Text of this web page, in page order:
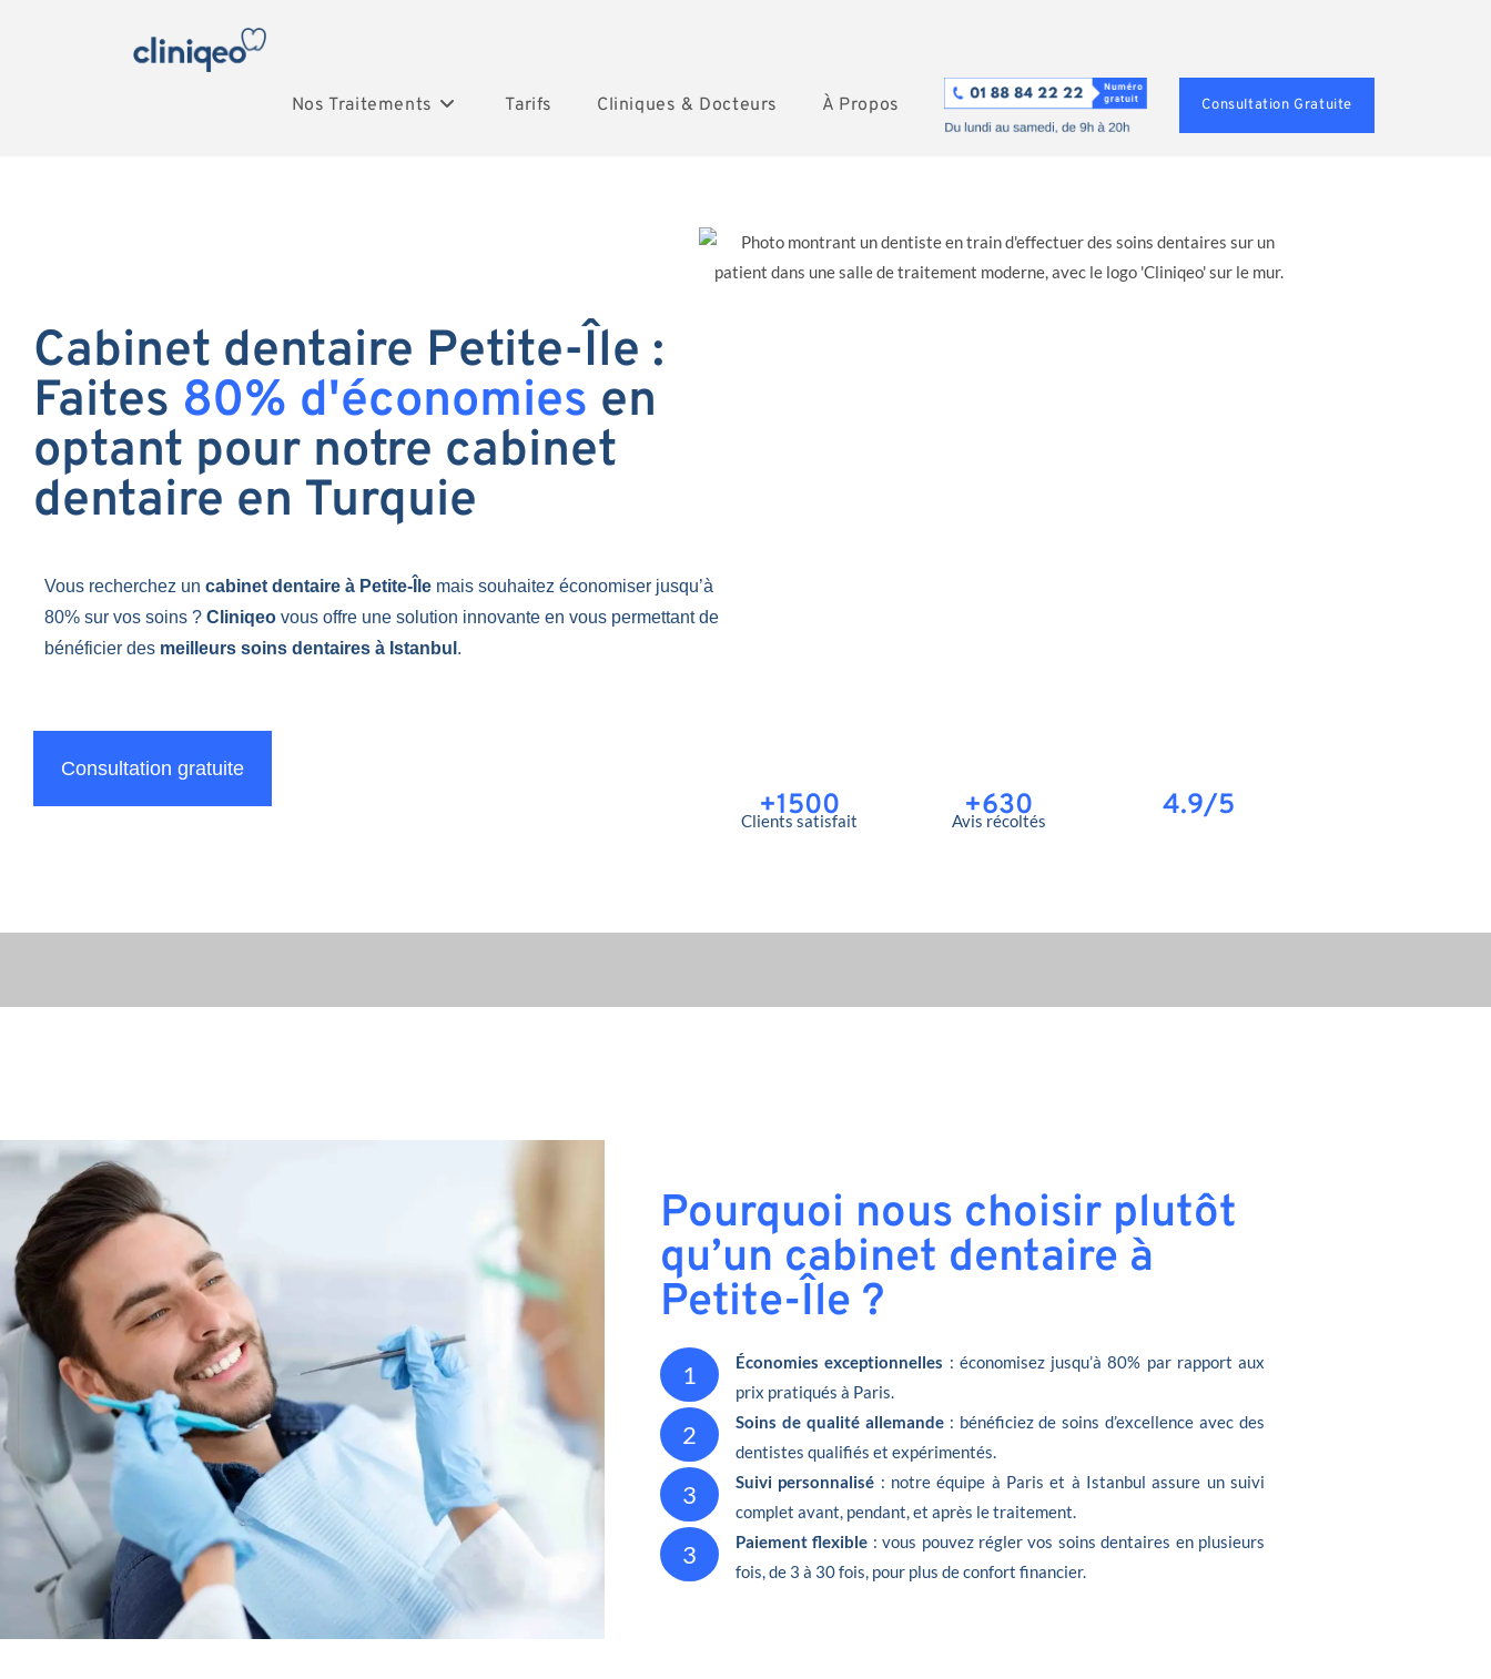
Nos Traitements Tarifs Cliniques & Docteurs À Propos Consultation Gratuite
Cabinet dentaire Petite-Île :
Faites 80% d'économies en
optant pour notre cabinet
dentaire en Turquie
Vous recherchez un cabinet dentaire à Petite-Île mais souhaitez économiser jusqu’à
80% sur vos soins ? Cliniqeo vous offre une solution innovante en vous permettant de
bénéficier des meilleurs soins dentaires à Istanbul .
Consultation gratuite
+1500
Clients satisfait +630
Avis récoltés 4.9/5
Pourquoi nous choisir plutôt
qu’un cabinet dentaire à
Petite-Île ?
1 Économies exceptionnelles : économisez jusqu’à 80% par rapport aux
prix pratiqués à Paris.
2 Soins de qualité allemande: bénéficiez de soins d’excellence avec des
dentistes qualifiés et expérimentés.
3 Suivi personnalisé : notre équipe à Paris et à Istanbul assure un suivi
complet avant, pendant, et après le traitement.
3 Paiement flexible : vous pouvez régler vos soins dentaires en plusieurs
fois, de 3 à 30 fois, pour plus de confort financier.